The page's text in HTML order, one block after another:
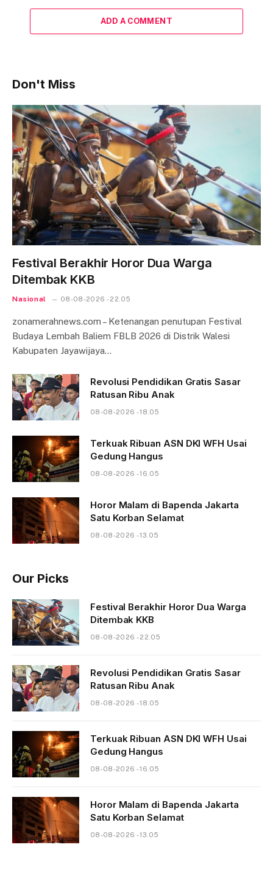
ADD A COMMENT
Don't Miss
Festival Berakhir Horor Dua Warga
Ditembak KKB
Nasional 08-08-2026 - 22.05
zonamerahnews.com – Ketenangan penutupan Festival
Budaya Lembah Baliem FBLB 2026 di Distrik Walesi
Kabupaten Jayawijaya…
Revolusi Pendidikan Gratis Sasar
Ratusan Ribu Anak
08-08-2026 - 18.05
Terkuak Ribuan ASN DKI WFH Usai
Gedung Hangus
08-08-2026 - 16.05
Horor Malam di Bapenda Jakarta
Satu Korban Selamat
08-08-2026 - 13.05
Our Picks
Festival Berakhir Horor Dua Warga
Ditembak KKB
08-08-2026 - 22.05
Revolusi Pendidikan Gratis Sasar
Ratusan Ribu Anak
08-08-2026 - 18.05
Terkuak Ribuan ASN DKI WFH Usai
Gedung Hangus
08-08-2026 - 16.05
Horor Malam di Bapenda Jakarta
Satu Korban Selamat
08-08-2026 - 13.05